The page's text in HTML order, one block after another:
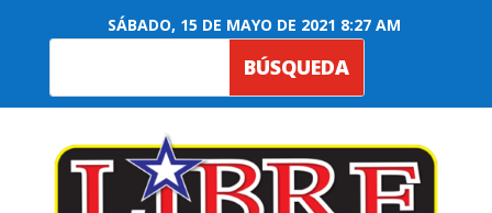
SÁBADO, 15 DE MAYO DE 2021 8:27 AM